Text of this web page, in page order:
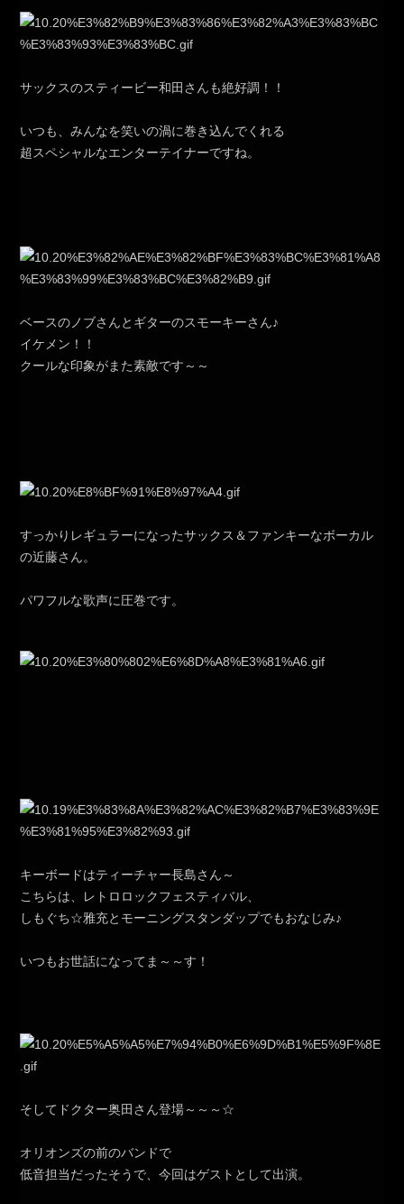
サックスのスティービー和田さんも絶好調！！
いつも、みんなを笑いの渦に巻き込んでくれる
超スペシャルなエンターテイナーですね。
ベースのノブさんとギターのスモーキーさん♪
イケメン！！
クールな印象がまた素敵です～～
すっかりレギュラーになったサックス＆ファンキーなボーカル
の近藤さん。
パワフルな歌声に圧巻です。
キーボードはティーチャー長島さん～
こちらは、レトロロックフェスティバル、
しもぐち☆雅充とモーニングスタンダップでもおなじみ♪
いつもお世話になってま～～す！
そしてドクター奥田さん登場～～～☆
オリオンズの前のバンドで
低音担当だったそうで、今回はゲストとして出演。